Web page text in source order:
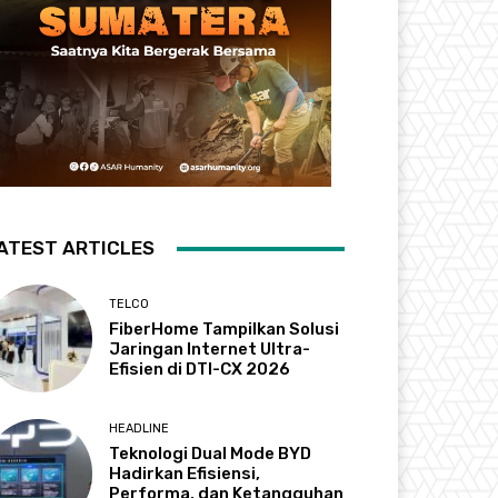
ARTICLES
TELCO
FiberHome Tampilkan Solusi
Jaringan Internet Ultra-
Efisien di DTI-CX 2026
HEADLINE
Teknologi Dual Mode BYD
Hadirkan Efisiensi,